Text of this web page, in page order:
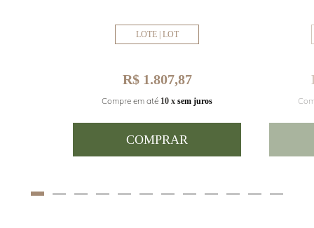
LOTE | LOT
R$ 1.807,87
Compre em até 10 x sem juros
COMPRAR